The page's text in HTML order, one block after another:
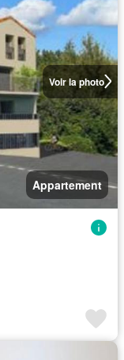
Voir la photo
Appartement